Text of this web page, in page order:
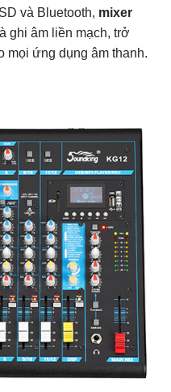
và Bluetooth, mixer
ghi âm liền mạch, trở
mọi ứng dụng âm thanh.